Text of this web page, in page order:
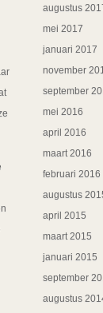
augustus
mei 2017
januari 2017
november
september
mei 2016
april 2016
maart 2016
februari 2016
augustus
april 2015
maart 2015
januari 2015
september
augustus